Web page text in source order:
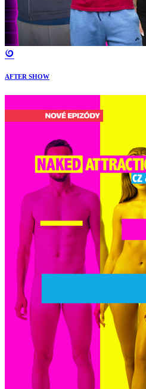
AFTER SHOW